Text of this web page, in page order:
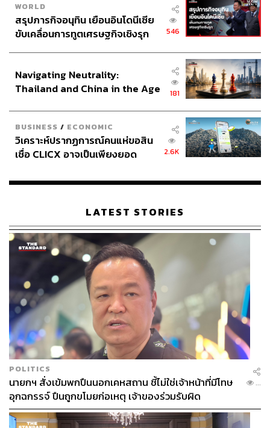
WORLD
สรุปภารกิจอนุทิน เยือนอินโดนีเซีย
ขับเคลื่อนการทูตเศรษฐกิจเชิงรุก
546
Navigating Neutrality:
Thailand and China in the Age
181
BUSINESS / ECONOMIC
วิเคราะห์ปรากฏการณ์คนแห่ขอสิน
เชื่อ CLICX อาจเป็นเพียงยอด
เรือนไทยที่ถูกซุกไว้
2.6K
LATEST STORIES
POLITICS
นายกฯ สั่งเข้มพกปืนนอกเคหสถาน ชี้ไม่ใช่เจ้าหน้าที่มีโทษ
อุกฉกรรจ์ ปืนถูกขโมยก่อเหตุ เจ้าของร่วมรับผิด
...